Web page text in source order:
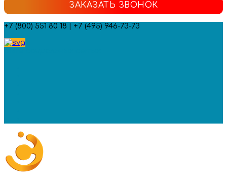
ЗАКАЗАТЬ ЗВОНОК
+7 (800) 551 80 18 | +7 (495) 946-73-73